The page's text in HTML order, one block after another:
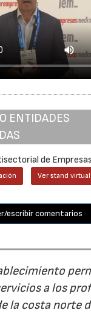
ENTIDADES
de
Ver stand virtual
escribir comentarios
a los
la costa norte